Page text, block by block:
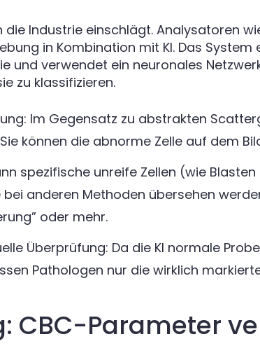
die Industrie einschlägt. Analysatoren
in Kombination mit KI. Das
und verwendet ein neuronales
zu klassifizieren.
Im Gegensatz zu abstrakten
können die abnorme Zelle auf dem
spezifische unreife Zellen (wie
bei anderen Methoden übersehen
oder mehr.
Überprüfung: Da die KI normale
Pathologen nur die wirklich
CBC-Parameter